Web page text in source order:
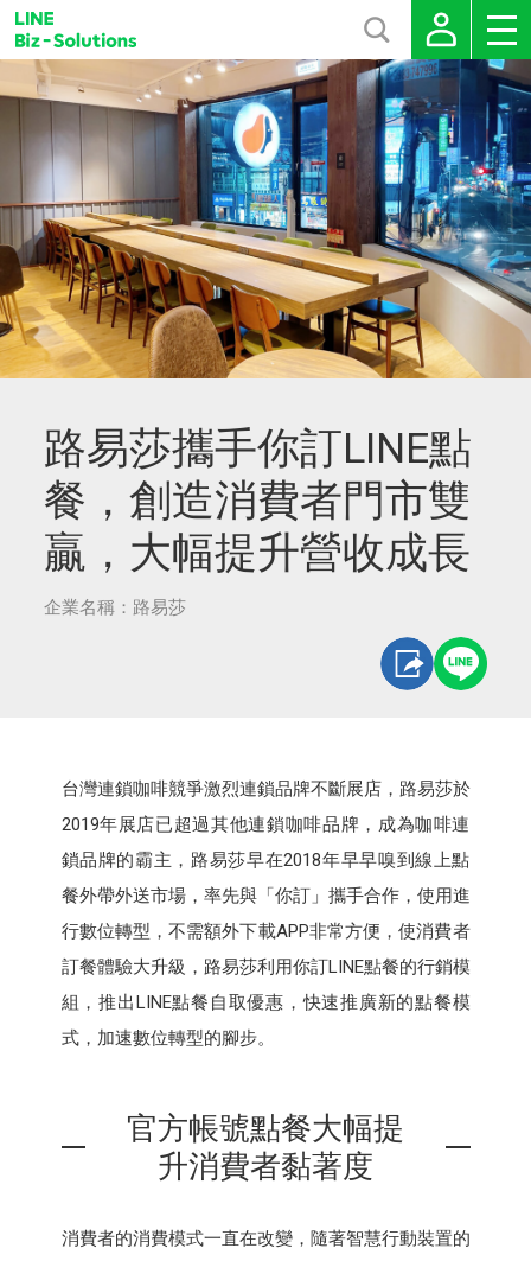
路易莎攜手你訂LINE點
餐，創造消費者門市雙
贏，大幅提升營收成長
企業名稱：路易莎
台灣連鎖咖啡競爭激烈連鎖品牌不斷展店，路易莎於
2019年展店已超過其他連鎖咖啡品牌，成為咖啡連
鎖品牌的霸主，路易莎早在2018年早早嗅到線上點
餐外帶外送市場，率先與「你訂」攜手合作，使用進
行數位轉型，不需額外下載APP非常方便，使消費者
訂餐體驗大升級，路易莎利用你訂LINE點餐的行銷模
組，推出LINE點餐自取優惠，快速推廣新的點餐模
式，加速數位轉型的腳步。
官方帳號點餐大幅提
升消費者黏著度
消費者的消費模式一直在改變，隨著智慧行動裝置的